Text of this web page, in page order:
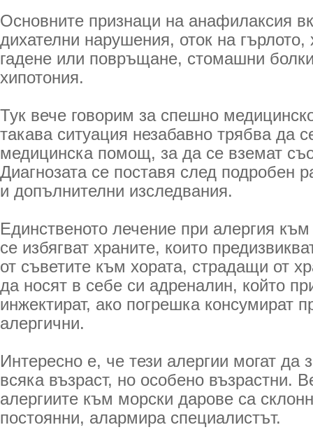
Основните признаци на анафилаксия
дихателни нарушения, оток на
гадене или повръщане, стомашни
хипотония.
Тук вече говорим за спешно
такава ситуация незабавно трябва да
медицинска помощ, за да се вземат
Диагнозата се поставя след подробен
и допълнителни изследвания.
Единственото лечение при алергия
се избягват храните, които
от съветите към хората, страдащи от
да носят в себе си адреналин, който
инжектират, ако погрешка консумират
алергични.
Интересно е, че тези алергии могат да
всяка възраст, но особено възрастни.
алергиите към морски дарове са
постоянни, алармира специалистът.